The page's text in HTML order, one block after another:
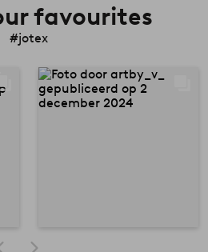
favourites
#jotex